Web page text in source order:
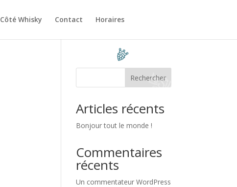
Côté Whisky Contact Horaires
Rechercher
Articles récents
Bonjour tout le monde !
Commentaires
récents
Un commentateur WordPress